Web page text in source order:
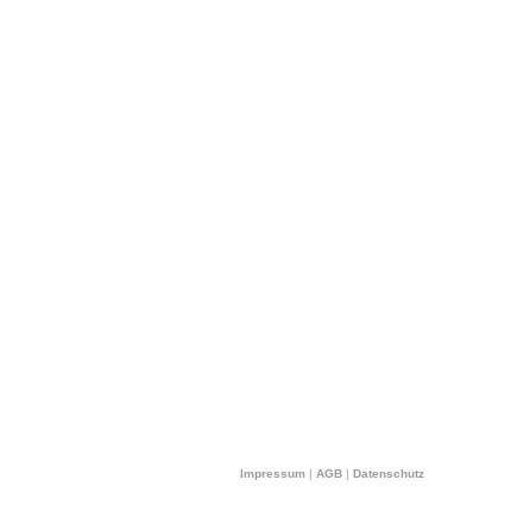
Impressum | AGB | Datenschutz